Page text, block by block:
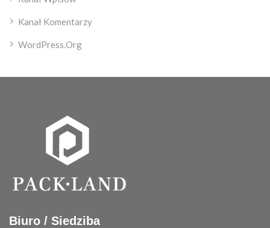
Kanał Komentarzy
WordPress.org
Biuro / Siedziba